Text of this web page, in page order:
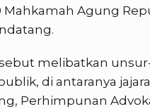
Agung
melibatkan
di antaranya
Perhimpunan